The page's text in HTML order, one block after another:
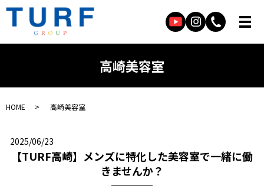
高崎美容室
HOME 高崎美容室
2025/06/23
【TURF高崎】メンズに特化した美容室で一緒に働
きませんか？